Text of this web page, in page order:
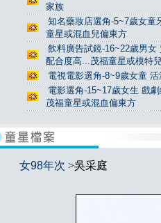
家族
知名藥妝店選角-5~7歲女童
童星或混血兒偏東方
飲料廣告試鏡-16~22歲男
配合度高...茂福童星或模特
電視電影選角-8~9歲女童
電影選角-15~17歲女生 戲
茂福童星或混血偏東方
女98年次 >吳采庭